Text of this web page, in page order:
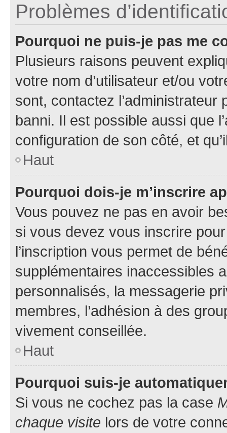
Problèmes
Pourquoi ne puis-je pas me
Plusieurs raisons peuvent
votre nom d’utilisateur et/ou
sont, contactez l’administrateur
banni. Il est possible aussi que
configuration de son côté, et
Haut
Pourquoi dois-je m’inscrire
Vous pouvez ne pas en avoir
si vous devez vous inscrire
l’inscription vous permet de
supplémentaires inaccessibles
personnalisés, la messagerie
membres, l’adhésion à des
vivement conseillée.
Haut
Pourquoi suis-je
Si vous ne cochez pas la case
chaque visite lors de votre